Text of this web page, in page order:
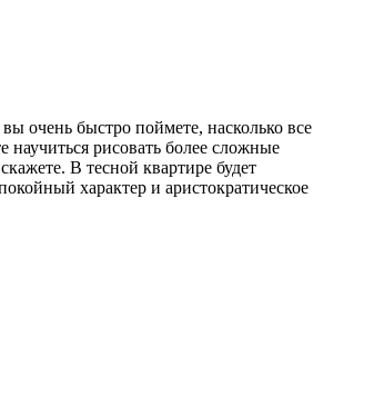
очень быстро поймете, насколько все
рисовать более сложные
В тесной квартире будет
характер и аристократическое